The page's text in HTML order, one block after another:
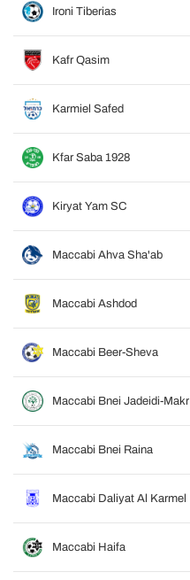
Ironi Tiberias
Kafr Qasim
Karmiel Safed
Kfar Saba 1928
Kiryat Yam SC
Maccabi Ahva Sha'ab
Maccabi Ashdod
Maccabi Beer-Sheva
Maccabi Bnei Jadeidi-Makr
Maccabi Bnei Raina
Maccabi Daliyat Al Karmel
Maccabi Haifa